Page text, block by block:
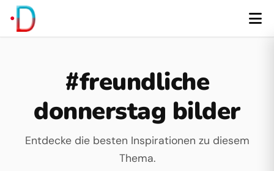
#freundliche
donnerstag bilder
Entdecke die besten Inspirationen zu diesem
Thema.